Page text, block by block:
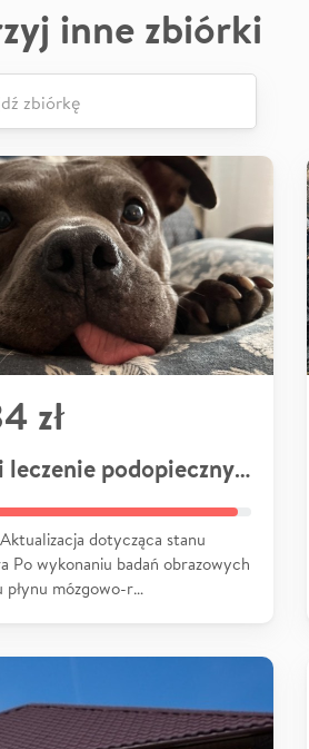
inne zbiórki
zł
Badania i leczenie podopiecznych
dotycząca stanu
Po wykonaniu badań obrazowych
płynu mózgowo-r…